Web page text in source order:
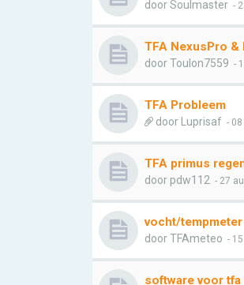
doorSoulmaster -
TFA NexusPro
doorToulon7559 -
TFA Probleem
door Luprisaf -
TFA primus
door pdw112 - 27
vocht/tempmeter
doorTFAmeteo -
software voor tfa